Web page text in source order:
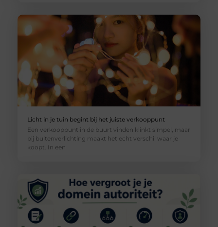
Licht in je tuin begint bij het juiste verkooppunt
Een verkooppunt in de buurt vinden klinkt simpel, maar
bij buitenverlichting maakt het echt verschil waar je
koopt. In een